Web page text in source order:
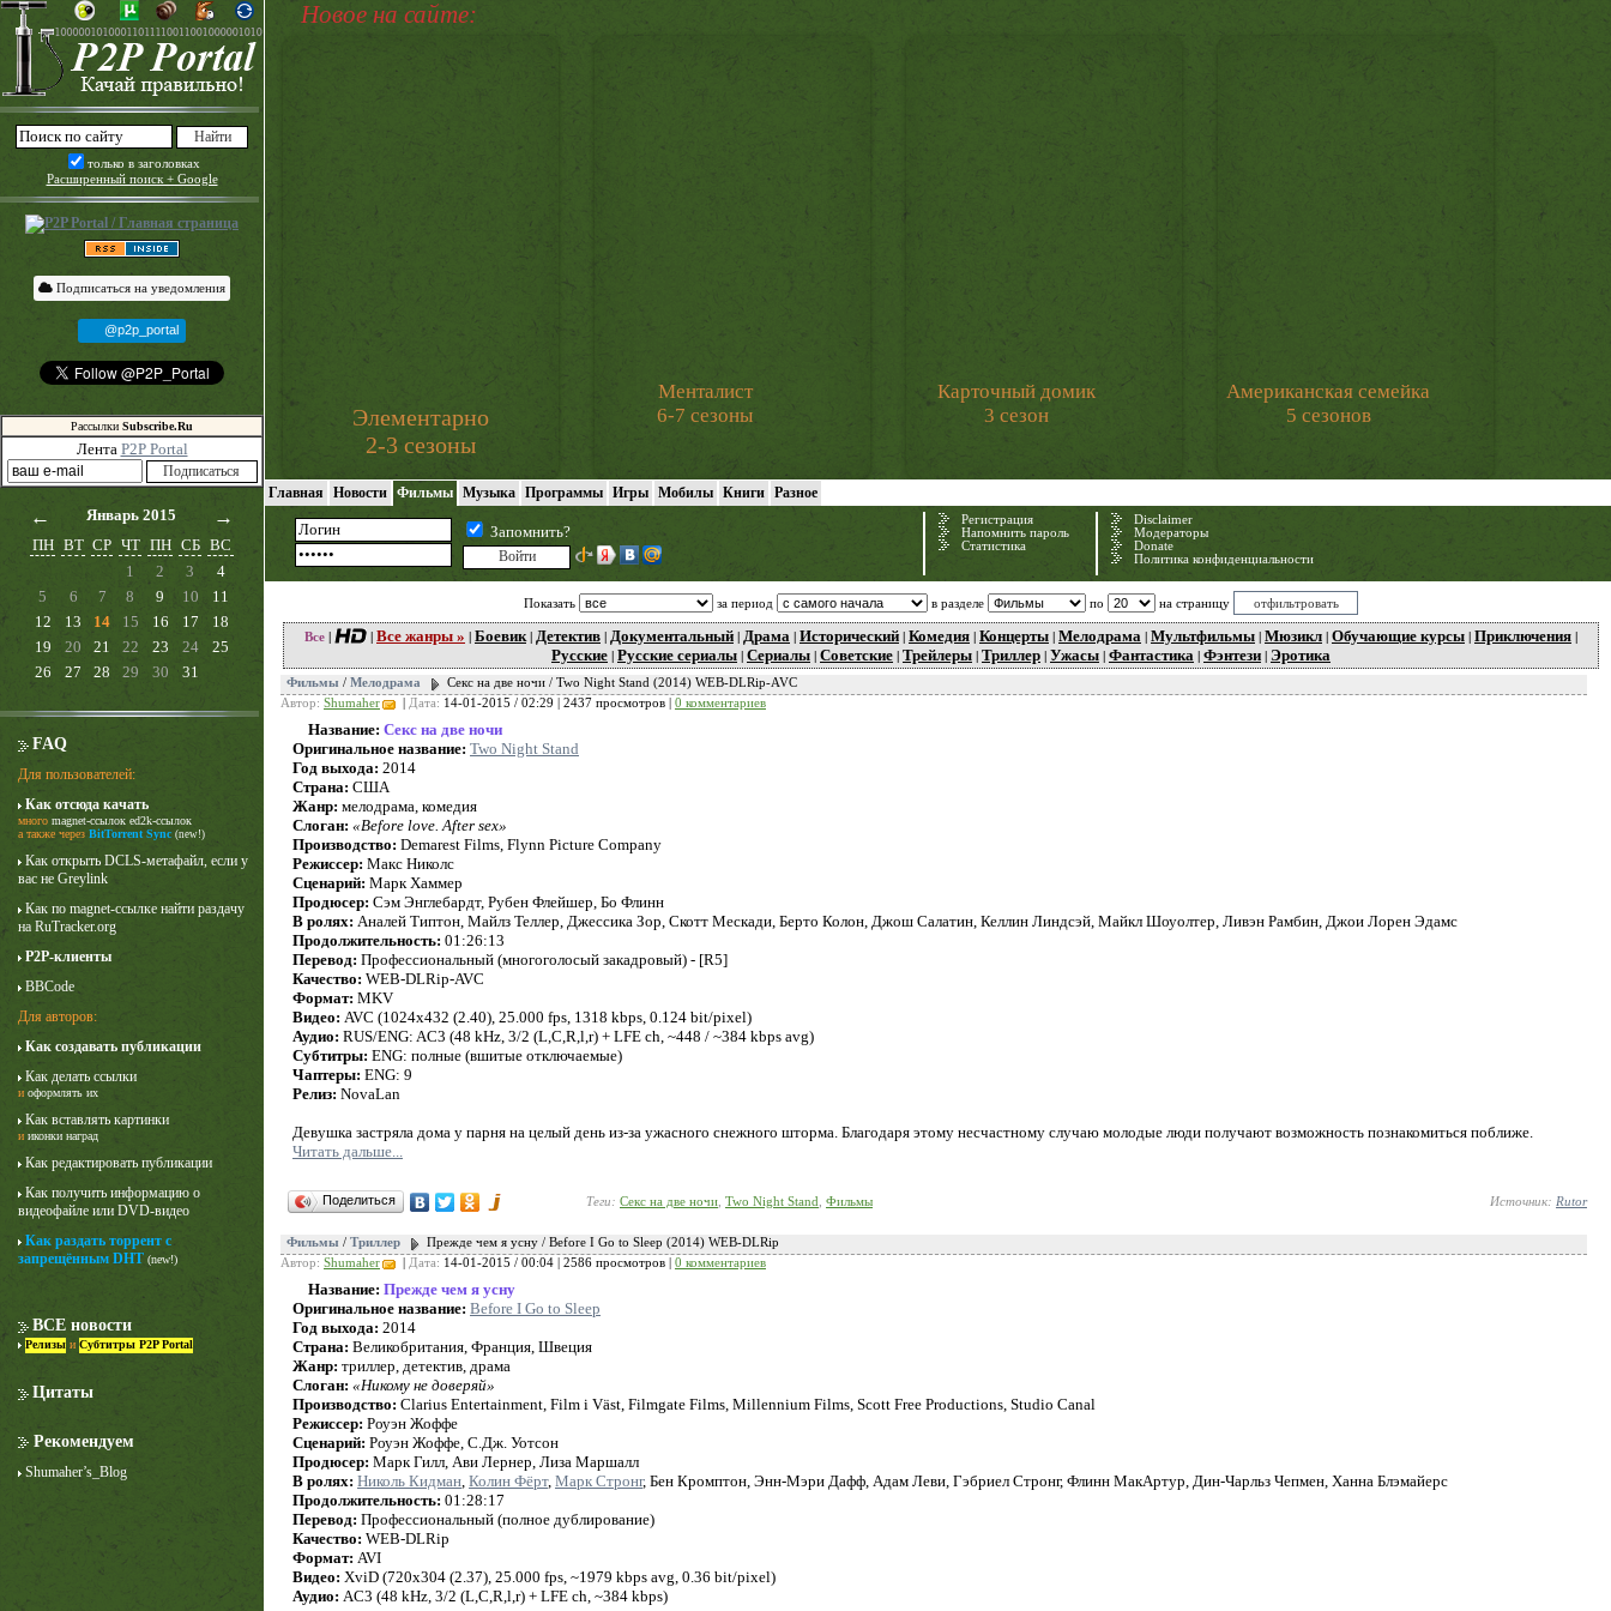
только в заголовках
Расширенный поиск + Google
Подписаться на уведомления
@p2p_portal
Рассылки Subscribe.Ru
Лента P2P Portal
← Январь 2015 →
ПН ВТ СР ЧТ ПН СБ ВС
1
2 3
4
5
6 7 8 9 10
11
12
13 14 15 16 17
18
19
20 21 22 23 24
25
26
27 28 29 30 31
FAQ
Для пользователей:
Как отсюда качать
много magnet-ссылок ed2k-ссылок
а также через BitTorrent Sync (new!)
Как открыть DCLS-метафайл, если у
вас не Greylink
Как по magnet-ссылке найти раздачу
на RuTracker.org
P2P-клиенты
BBCode
Для авторов:
Как создавать публикации
Как делать ссылки
и оформлять их
Как вставлять картинки
и иконки наград
Как редактировать публикации
Как получить информацию о
видеофайле или DVD-видео
Как раздать торрент с
запрещённым DHT (new!)
ВСЕ новости
Релизы и Субтитры P2P Portal
Цитаты
Рекомендуем
Shumaher’s_Blog
Новое на сайте:
Элементарно
2-3 сезоны
Менталист
6-7 сезоны
Карточный домик
3 сезон
Американская семейка
5 сезонов
Лучше звоните Солу
1 сезон
Porsche Unleashed
Главная Новости Фильмы Музыка Программы Игры Мобилы Книги Разное
Запомнить?
Регистрация
Напомнить пароль
Статистика
Disclaimer
Модераторы
Donate
Политика конфиденциальности
Показать за период в разделе по на страницу
Все Все жанры » Боевик Детектив Документальный Драма Исторический Комедия Концерты Мелодрама Мультфильмы Мюзикл Обучающие курсы Приключения
Русские Русские сериалы Сериалы Советские Трейлеры Триллер Ужасы Фантастика Фэнтези Эротика
Фильмы / Мелодрама
Секс на две ночи / Two Night Stand (2014) WEB-DLRip-AVC
Автор: Shumaher Дата: 14-01-2015 / 02:29 | 2437 просмотров | 0 комментариев
Название: Секс на две ночи
Оригинальное название: Two Night Stand
Год выхода: 2014
Страна: США
Жанр: мелодрама, комедия
Слоган: «Before love. After sex»
Производство: Demarest Films, Flynn Picture Company
Режиссер: Макс Николс
Сценарий: Марк Хаммер
Продюсер: Сэм Энглебардт, Рубен Флейшер, Бо Флинн
В ролях: Аналей Типтон, Майлз Теллер, Джессика Зор, Скотт Мескади, Берто Колон, Джош Салатин, Келлин Линдсэй, Майкл Шоуолтер, Ливэн Рамбин, Джои Лорен Эдамс
Продолжительность: 01:26:13
Перевод: Профессиональный (многоголосый закадровый) - [R5]
Качество: WEB-DLRip-AVC
Формат: MKV
Видео: AVC (1024x432 (2.40), 25.000 fps, 1318 kbps, 0.124 bit/pixel)
Аудио: RUS/ENG: AC3 (48 kHz, 3/2 (L,C,R,l,r) + LFE ch, ~448 / ~384 kbps avg)
Субтитры: ENG: полные (вшитые отключаемые)
Чаптеры: ENG: 9
Релиз: NovaLan
Девушка застряла дома у парня на целый день из-за ужасного снежного шторма. Благодаря этому несчастному случаю молодые люди получают возможность познакомиться поближе.
Читать дальше...
Поделиться Теги: Секс на две ночи Two Night Stand Фильмы Источник: Rutor
Фильмы / Триллер
Прежде чем я усну / Before I Go to Sleep (2014) WEB-DLRip
Автор: Shumaher Дата: 14-01-2015 / 00:04 | 2586 просмотров | 0 комментариев
Название: Прежде чем я усну
Оригинальное название: Before I Go to Sleep
Год выхода: 2014
Страна: Великобритания, Франция, Швеция
Жанр: триллер, детектив, драма
Слоган: «Никому не доверяй»
Производство: Clarius Entertainment, Film i Väst, Filmgate Films, Millennium Films, Scott Free Productions, Studio Canal
Режиссер: Роуэн Жоффе
Сценарий: Роуэн Жоффе, С.Дж. Уотсон
Продюсер: Марк Гилл, Ави Лернер, Лиза Маршалл
В ролях: Николь Кидман, Колин Фёрт, Марк Стронг, Бен Кромптон, Энн-Мэри Дафф, Адам Леви, Гэбриел Стронг, Флинн МакАртур, Дин-Чарльз Чепмен, Ханна Блэмайерс
Продолжительность: 01:28:17
Перевод: Профессиональный (полное дублирование)
Качество: WEB-DLRip
Формат: AVI
Видео: XviD (720x304 (2.37), 25.000 fps, ~1979 kbps avg, 0.36 bit/pixel)
Аудио: AC3 (48 kHz, 3/2 (L,C,R,l,r) + LFE ch, ~384 kbps)